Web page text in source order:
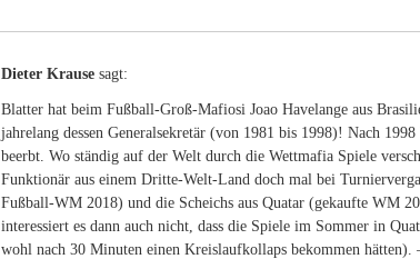
Dieter Krause sagt:
Blatter hat beim Fußball-Groß-Mafiosi Joao Havelange aus
jahrelang dessen Generalsekretär (von 1981 bis 1998)! Nach
beerbt. Wo ständig auf der Welt durch die Wettmafia Spiele
Funktionär aus einem Dritte-Welt-Land doch mal bei
Fußball-WM 2018) und die Scheichs aus Quatar (gekaufte WM
interessiert es dann auch nicht, dass die Spiele im Sommer in
wohl nach 30 Minuten einen Kreislaufkollaps bekommen